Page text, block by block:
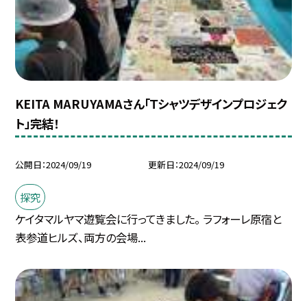
KEITA MARUYAMAさん「Ｔシャツデザインプロジェク
ト」完結！
公開日 2024/09/19 更新日 2024/09/19
探究
ケイタマルヤマ遊覧会に行ってきました。 ラフォーレ原宿と
表参道ヒルズ、両方の会場...